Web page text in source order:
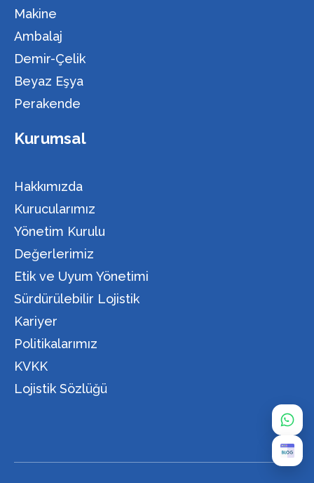
Makine
Ambalaj
Demir-Çelik
Beyaz Eşya
Perakende
Kurumsal
Hakkımızda
Kurucularımız
Yönetim Kurulu
Değerlerimiz
Etik ve Uyum Yönetimi
Sürdürülebilir Lojistik
Kariyer
Politikalarımız
KVKK
Lojistik Sözlüğü